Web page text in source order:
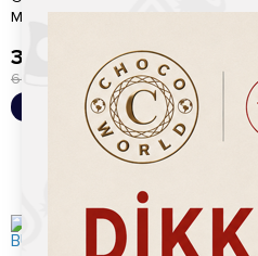
Marshmallow 1kg
%
İndirim
399.20 TL
600.00
Sepete Ekle